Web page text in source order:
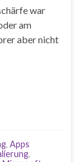
war
am
aber nicht
, Apps
,